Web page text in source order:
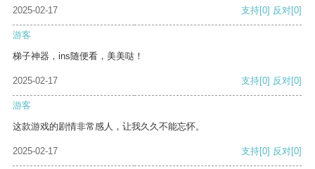
2025-02-17 支持[0] 反对[0]
游客
梯子神器，ins随便看，美美哒！
2025-02-17 支持[0] 反对[0]
游客
这款游戏的剧情非常感人，让我久久不能忘怀。
2025-02-17 支持[0] 反对[0]